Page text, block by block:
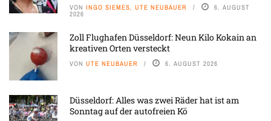
VON INGO SIEMES, UTE NEUBAUER 6. AUGUST
2026
Zoll Flughafen Düsseldorf: Neun Kilo Kokain an
kreativen Orten versteckt
VON UTE NEUBAUER 6. AUGUST 2026
Düsseldorf: Alles was zwei Räder hat ist am
Sonntag auf der autofreien Kö